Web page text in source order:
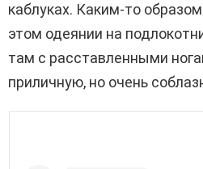
каблуках. Каким-то
этом одеянии на
там с расставленными
приличную, но очень